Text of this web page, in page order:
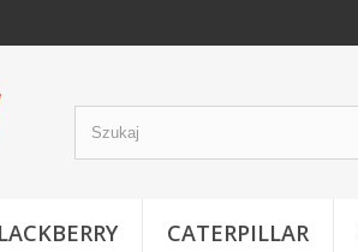
CATERPILLAR